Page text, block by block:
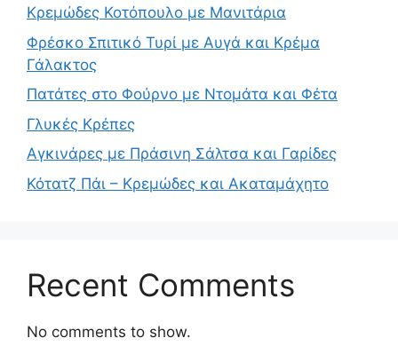
Κρεμώδες Κοτόπουλο με Μανιτάρια
Φρέσκο Σπιτικό Τυρί με Αυγά και Κρέμα
Γάλακτος
Πατάτες στο Φούρνο με Ντομάτα και Φέτα
Γλυκές Κρέπες
Αγκινάρες με Πράσινη Σάλτσα και Γαρίδες
Κότατζ Πάι – Κρεμώδες και Ακαταμάχητο
Recent Comments
No comments to show.